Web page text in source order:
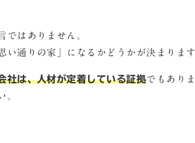
はありません。
通りの家」になるかどうかが決まります
社は、人材が定着している証拠でもあり
。